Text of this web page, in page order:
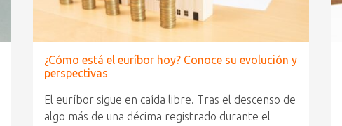
¿Cómo está el euríbor hoy? Conoce su evolución y
perspectivas
El euríbor sigue en caída libre. Tras el descenso de
algo más de una décima registrado durante el